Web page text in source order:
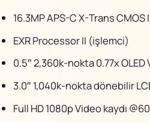
16.3MP APS-C X-Trans CMOS
EXR Processor II (işlemci)
0.5″ 2,360k-nokta 0.77x OLED
3.0″ 1,040k-nokta dönebilir
Full HD 1080p Video kaydı